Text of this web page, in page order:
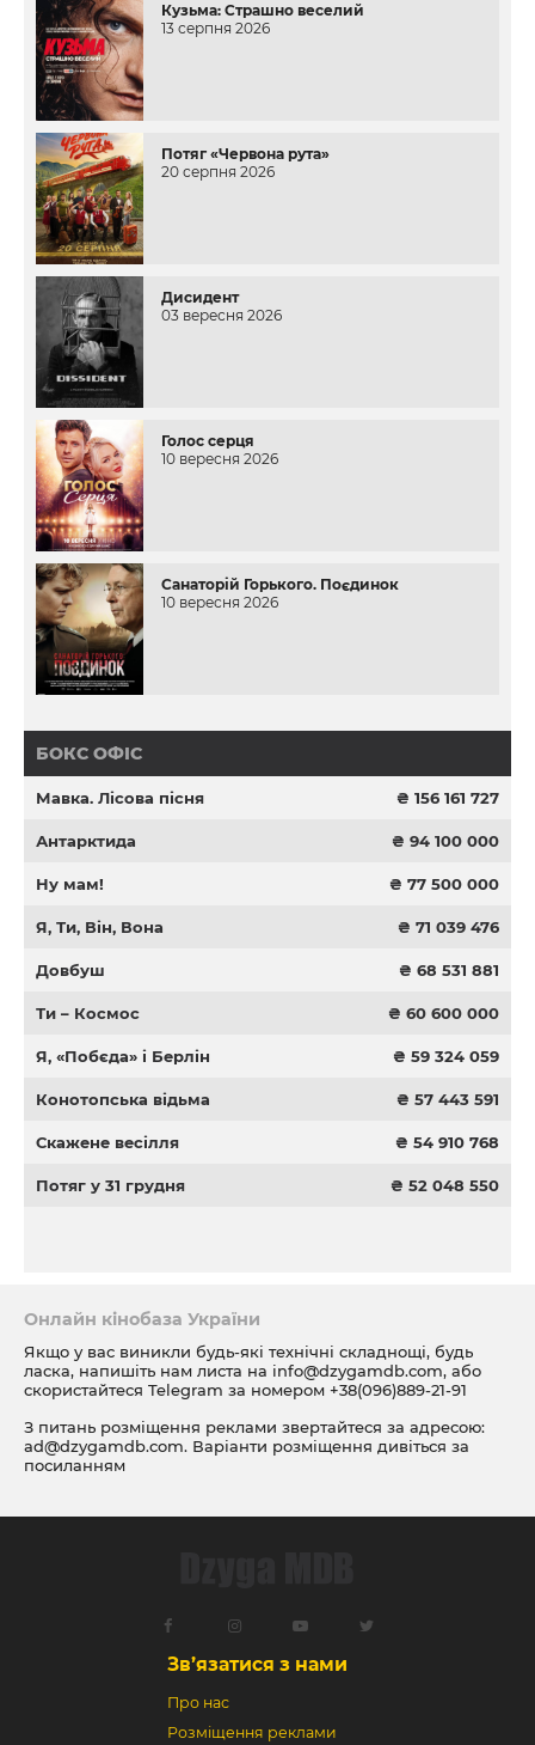
Кузьма: Страшно веселий
13 серпня 2026
Потяг «Червона рута»
20 серпня 2026
Дисидент
03 вересня 2026
Голос серця
10 вересня 2026
Санаторій Горького. Поєдинок
10 вересня 2026
БОКС ОФІС
Мавка. Лісова пісня ₴ 156 161 727
Антарктида ₴ 94 100 000
Ну мам! ₴ 77 500 000
Я, Ти, Він, Вона ₴ 71 039 476
Довбуш ₴ 68 531 881
Ти – Космос ₴ 60 600 000
Я, «Побєда» і Берлін ₴ 59 324 059
Конотопська відьма ₴ 57 443 591
Скажене весілля ₴ 54 910 768
Потяг у 31 грудня ₴ 52 048 550
Онлайн кінобаза України
Якщо у вас виникли будь-які технічні складнощі, будь
ласка, напишіть нам листа на info@dzygamdb.com, або
скористайтеся Telegram за номером +38(096)889-21-91
З питань розміщення реклами звертайтеся за адресою:
ad@dzygamdb.com. Варіанти розміщення дивіться за
посиланням
Зв’язатися з нами
Про нас
Розміщення реклами